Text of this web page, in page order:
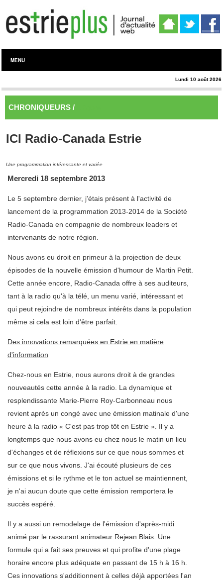
MENU
Lundi 10 août 2026
CHRONIQUEURS /
ICI Radio-Canada Estrie
Une programmation intéressante et variée
Mercredi 18 septembre 2013
Le 5 septembre dernier, j'étais présent à l'activité de
lancement de la programmation 2013-2014 de la Société
Radio-Canada en compagnie de nombreux leaders et
intervenants de notre région.
Nous avons eu droit en primeur à la projection de deux
épisodes de la nouvelle émission d'humour de Martin Petit.
Cette année encore, Radio-Canada offre à ses auditeurs,
tant à la radio qu'à la télé, un menu varié, intéressant et
qui peut rejoindre de nombreux intérêts dans la population
même si cela est loin d'être parfait.
Des innovations remarquées en Estrie en matière
d'information
Chez-nous en Estrie, nous aurons droit à de grandes
nouveautés cette année à la radio. La dynamique et
resplendissante Marie-Pierre Roy-Carbonneau nous
revient après un congé avec une émission matinale d'une
heure à la radio « C'est pas trop tôt en Estrie ». Il y a
longtemps que nous avons eu chez nous le matin un lieu
d'échanges et de réflexions sur ce que nous sommes et
sur ce que nous vivons. J'ai écouté plusieurs de ces
émissions et si le rythme et le ton actuel se maintiennent,
je n'ai aucun doute que cette émission remportera le
succès espéré.
Il y a aussi un remodelage de l'émission d'après-midi
animé par le rassurant animateur Rejean Blais. Une
formule qui a fait ses preuves et qui profite d'une plage
horaire encore plus adéquate en passant de 15 h à 16 h.
Ces innovations s'additionnent à celles déjà apportées l'an